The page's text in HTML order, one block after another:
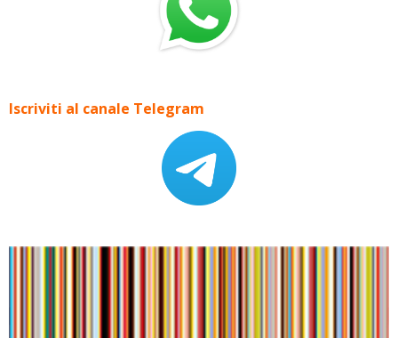
Iscriviti al canale Telegram